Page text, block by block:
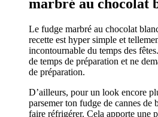
marbré au chocolat
Le fudge marbré au chocolat
recette est hyper simple et
incontournable du temps des
de temps de préparation et ne
de préparation.
D’ailleurs, pour un look encore
parsemer ton fudge de cannes de
faire réfrigérer. Cela apporte une